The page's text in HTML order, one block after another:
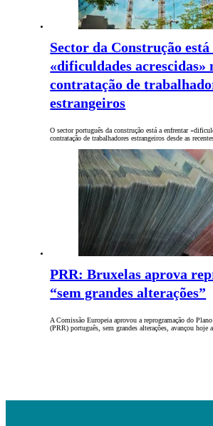
Sector da Construção está
«dificuldades acrescidas»
contratação de
estrangeiros
O sector português da construção está a enfrentar
contratação de trabalhadores estrangeiros desde as
PRR: Bruxelas aprova
“sem grandes alterações”
A Comissão Europeia aprovou a reprogramação do
(PRR) português, sem grandes alterações, avançou hoje